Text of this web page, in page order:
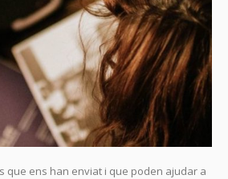
que ens han enviat i que poden ajudar a